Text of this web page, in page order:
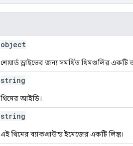
object
শেয়ার্ড ড্রাইভের জন্য সমর্থিত থিমগুলির একটি
string
থিমের আইডি।
string
এই থিমের ব্যাকগ্রাউন্ড ইমেজের একটি লিঙ্ক।